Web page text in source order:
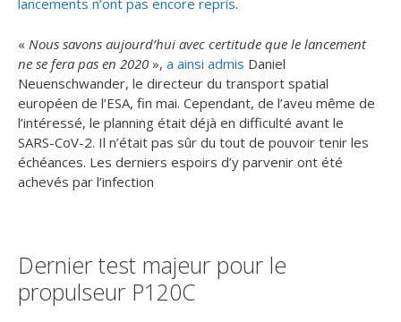
lancements n’ont pas encore repris.
« Nous savons aujourd’hui avec certitude que le lancement
ne se fera pas en 2020 », a ainsi admis Daniel
Neuenschwander, le directeur du transport spatial
européen de l’ESA, fin mai. Cependant, de l’aveu même de
l’intéressé, le planning était déjà en difficulté avant le
SARS-CoV-2. Il n’était pas sûr du tout de pouvoir tenir les
échéances. Les derniers espoirs d’y parvenir ont été
achevés par l’infection
Dernier test majeur pour le
propulseur P120C